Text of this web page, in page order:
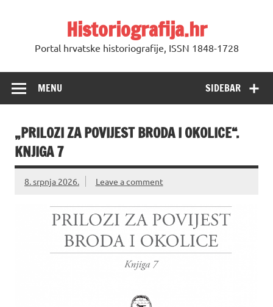
Historiografija.hr
Portal hrvatske historiografije, ISSN 1848-1728
SIDEBAR
MENU
„PRILOZI ZA POVIJEST BRODA I OKOLICE“.
KNJIGA 7
8. srpnja 2026. Leave a comment